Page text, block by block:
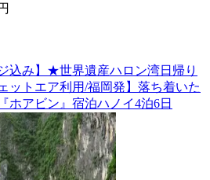
込み】★世界遺産ハロン湾日帰り
ットエア利用/福岡発】落ち着いた
ホアビン』宿泊ハノイ4泊6日